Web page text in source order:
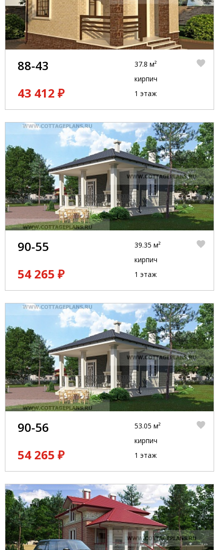
88-43
43 412 ₽
37.8 м²
кирпич
1 этаж
90-55
54 265 ₽
39.35 м²
кирпич
1 этаж
90-56
54 265 ₽
53.05 м²
кирпич
1 этаж